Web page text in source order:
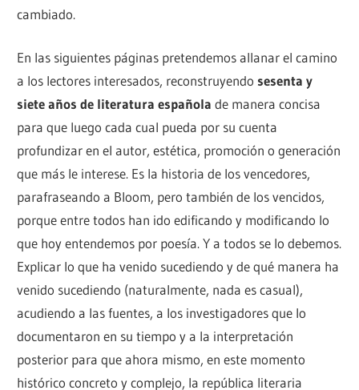
cambiado.
En las siguientes páginas pretendemos allanar el camino
a los lectores interesados, reconstruyendo sesenta y
siete años de literatura española de manera concisa
para que luego cada cual pueda por su cuenta
profundizar en el autor, estética, promoción o generación
que más le interese. Es la historia de los vencedores,
parafraseando a Bloom, pero también de los vencidos,
porque entre todos han ido edificando y modificando lo
que hoy entendemos por poesía. Y a todos se lo debemos.
Explicar lo que ha venido sucediendo y de qué manera ha
venido sucediendo (naturalmente, nada es casual),
acudiendo a las fuentes, a los investigadores que lo
documentaron en su tiempo y a la interpretación
posterior para que ahora mismo, en este momento
histórico concreto y complejo, la república literaria